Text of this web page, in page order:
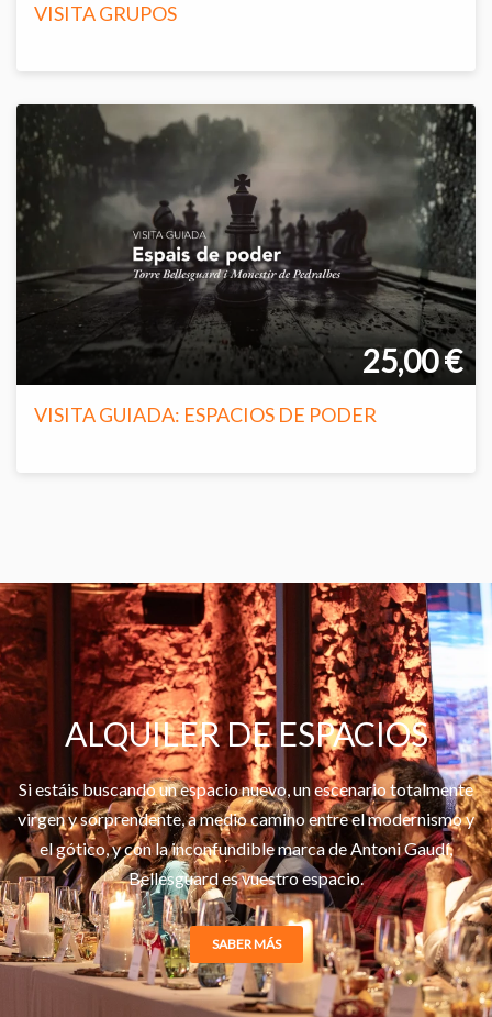
VISITA GRUPOS
25,00 €
VISITA GUIADA: ESPACIOS DE PODER
ALQUILER DE ESPACIOS
Si estáis buscando un espacio nuevo, un escenario totalmente
virgen y sorprendente, a medio camino entre el modernismo y
el gótico, y con la inconfundible marca de Antoni Gaudí,
Bellesguard es vuestro espacio.
SABER MÁS